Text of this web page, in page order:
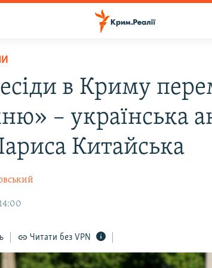
в Криму
– українська
Китайська
Читати без VPN